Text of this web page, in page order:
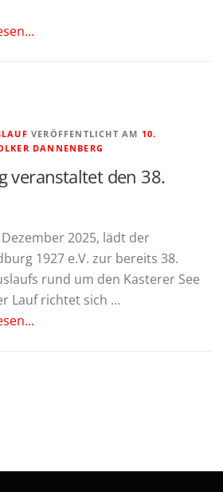
VERÖFFENTLICHT AM 10.
DANNENBERG
veranstaltet den 38.
2025, lädt der
1927 e.V. zur bereits 38.
rund um den Kasterer See
Lauf richtet sich …